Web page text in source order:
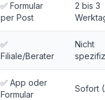
✅ Formular
per Post
2 bis 3
✅
Filiale/Berater
Nicht
✅ App oder
Formular
Sofort